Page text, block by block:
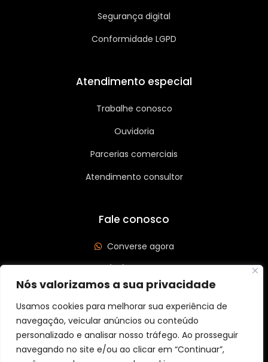
Nós valorizamos a sua privacidade
Usamos cookies para melhorar sua experiência de
navegação, veicular anúncios ou conteúdo
personalizado e analisar nosso tráfego. Ao prosseguir
navegando no site e/ou ao clicar em “Continuar”,
Segurança digital
Conformidade LGPD
Atendimento especial
Trabalhe conosco
Ouvidoria
Parcerias comerciais
Atendimento consultor
Fale conosco
Converse agora
(62) 3626-3208
Av. Leste Oeste, Qd 562 Lt 03, St São José, Goiânia/GO
CEP: 74440-185